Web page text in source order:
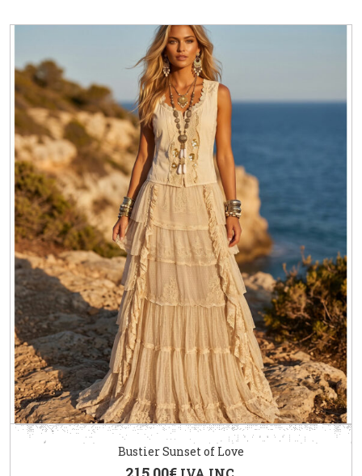
Bustier Sunset of Love